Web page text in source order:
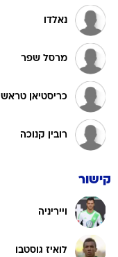
נאלדו
מרסל שפר
כריסטיאן טראש
רובין קנוכה
קישור
וייריניה
לואיז גוסטבו